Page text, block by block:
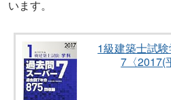
います。
1級建築士試
7〈2017(